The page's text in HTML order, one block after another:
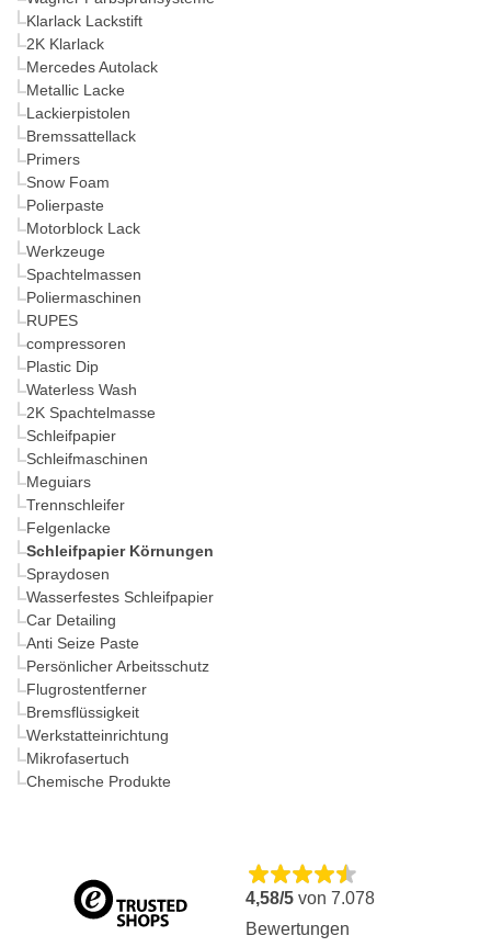
Klarlack Lackstift
2K Klarlack
Mercedes Autolack
Metallic Lacke
Lackierpistolen
Bremssattellack
Primers
Snow Foam
Polierpaste
Motorblock Lack
Werkzeuge
Spachtelmassen
Poliermaschinen
RUPES
compressoren
Plastic Dip
Waterless Wash
2K Spachtelmasse
Schleifpapier
Schleifmaschinen
Meguiars
Trennschleifer
Felgenlacke
Schleifpapier Körnungen
Spraydosen
Wasserfestes Schleifpapier
Car Detailing
Anti Seize Paste
Persönlicher Arbeitsschutz
Flugrostentferner
Bremsflüssigkeit
Werkstatteinrichtung
Mikrofasertuch
Chemische Produkte
4,58/5 von 7.078
Bewertungen